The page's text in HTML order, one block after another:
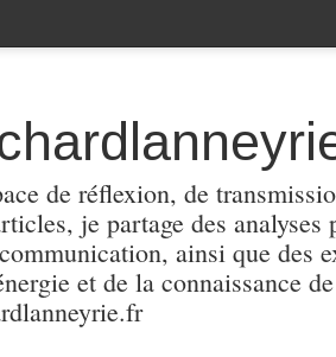
de réflexion, de
je partage des
ainsi que des
et de la connaissance